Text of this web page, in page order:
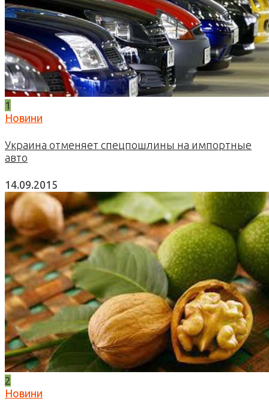
1
Новини
Украина отменяет спецпошлины на импортные
авто
14.09.2015
2
Новини